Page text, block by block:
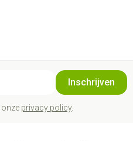
Inschrijven
privacy policy.